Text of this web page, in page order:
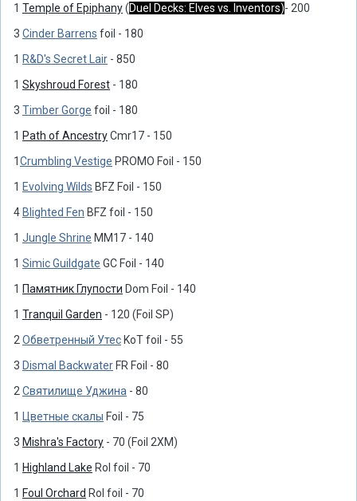
1 Temple of Epiphany(Duel Decks: Elves vs. Inventors)- 200
3 Cinder Barrens foil - 180
1 R&D's Secret Lair - 850
1 Skyshroud Forest - 180
3 Timber Gorge foil - 180
1 Path of AncestryCmr17 - 150
1Crumbling Vestige PROMO Foil - 150
1 Evolving Wilds BFZ Foil - 150
4 Blighted Fen BFZ foil - 150
1 Jungle Shrine MM17 - 140
1 Simic Guildgate GC Foil - 140
1 Памятник Глупости Dom Foil - 140
1 Tranquil Garden - 120 (Foil SP)
2Обветренный Утес KoT foil - 55
3 Dismal Backwater FR Foil - 80
2Святилище Уджина - 80
1 Цветные скалы Foil - 75
3 Mishra's Factory - 70 (Foil 2XM)
1 Highland Lake RoI foil - 70
1 Foul Orchard RoI foil - 70